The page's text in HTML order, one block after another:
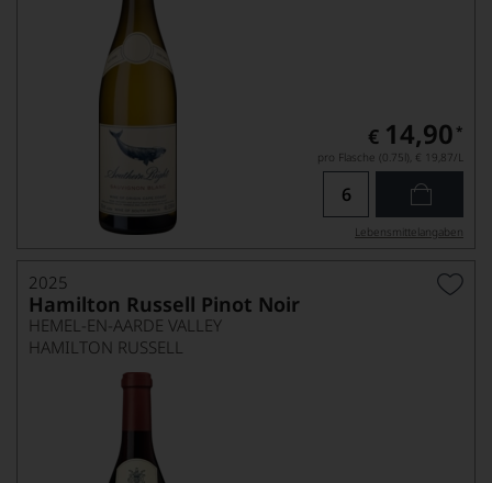
€ 14,90 *
pro Flasche (0.75l), € 19,87/L
Lebensmittel­angaben
2025
Hamilton Russell Pinot Noir
HEMEL-EN-AARDE VALLEY
HAMILTON RUSSELL